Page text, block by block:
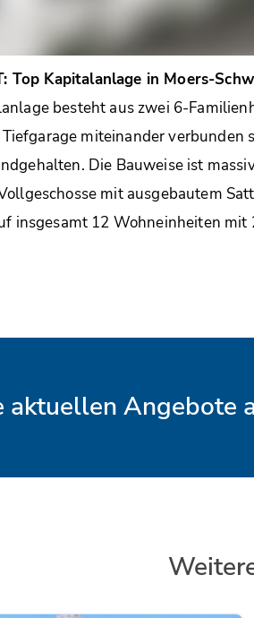
Top Kapitalanlage in Moers-
besteht aus zwei 6-
miteinander
Die Bauweise ist
mit ausgebautem
insgesamt 12 Wohneinheiten
aktuellen Angebote